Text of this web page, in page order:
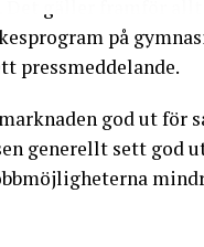
på
pressmeddelande.
god ut för
generellt sett god